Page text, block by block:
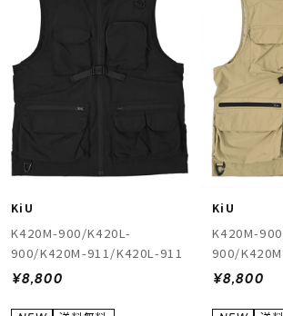
ムラサキスポーツ 公式ア
ポイント・クーポンもこのアプリ
KiU
K420M-900/K420L-
900/K420M-911/K420L-911
¥8,800
KiU
K420M-
900/
¥8,800